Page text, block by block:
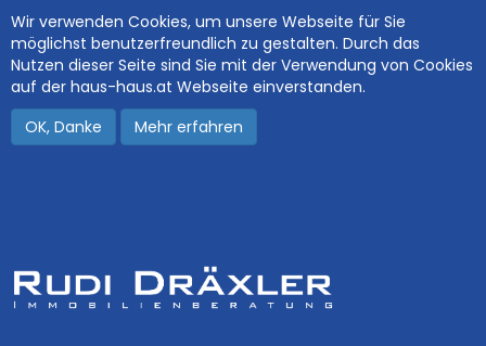
Wir verwenden Cookies, um unsere Webseite für Sie
möglichst benutzerfreundlich zu gestalten. Durch das
Nutzen dieser Seite sind Sie mit der Verwendung von Cookies
auf der haus-haus.at Webseite einverstanden.
OK, Danke
Mehr erfahren